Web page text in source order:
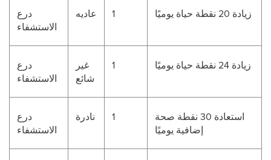
درع
الاستشفاء
عاديه 1 زيادة 20 نقطة حياة يوميًا
درع
الاستشفاء
غير
شائع
1 زيادة 24 نقطة حياة يوميًا
درع
الاستشفاء
نادرة 1
استعادة 30 نقطة صحة
إضافية يوميًا